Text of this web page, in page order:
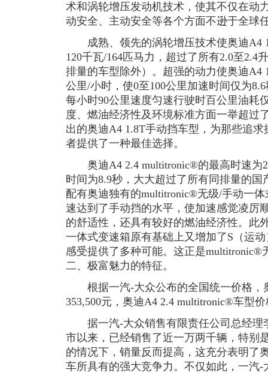
术和涡轮增压发动机技术，使其不仅在动
动安全、主动安全等各个方面不逊于全球
成熟、领先的涡轮增压技术使奥迪A4
120千瓦/164匹马力，超过了所有2.0至2.4
排量的车型除外）。超强的动力使奥迪A4
公里/小时，使0至100公里加速时间仅为
每小时90公里速度匀速行驶时百公里油耗
度、燃油经济性及环境标准方面一举超过
出的奥迪A4 1.8T手动挡车型，为那些追
者提供了一种最佳选择。
奥迪A4 2.4 multitronic®的最高时速为
时间为8.9秒，大大超过了所有同排量的
配有奥迪独有的multitronic®无级/手动一
速达到了手动挡的水平，使加速感觉凌厉
的舒适性，还具有较好的燃油经济性。此
一体式变速箱原有基础上又增加了S（运
感受提供了多种可能。这正是multitronic®
二、极富魅力的特征。
根据一汽-大众公布的全国统一价格，
353,500元，奥迪A4 2.4 multitronic®车型
据一汽-大众销售有限责任公司总经理
市以来，已经销售了近一万两千辆，特别
的情况下，销量反而提高，这充分表明了
车所具有的强大竞争力。不仅如此，一汽